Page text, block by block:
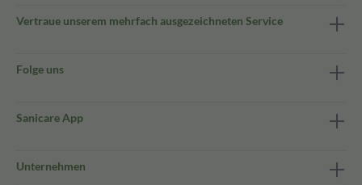
Vertraue unserem mehrfach ausgezeichneten Service
Folge uns
Sanicare App
Unternehmen